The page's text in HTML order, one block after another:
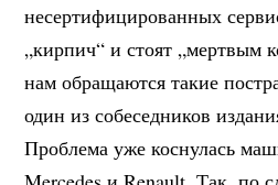
несертифицированных
„кирпич“ и стоят „мертвым
нам обращаются такие
один из собеседников
Проблема уже коснулась